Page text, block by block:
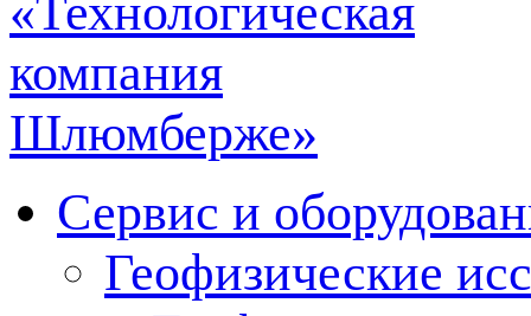
Сервис и
Геофизические